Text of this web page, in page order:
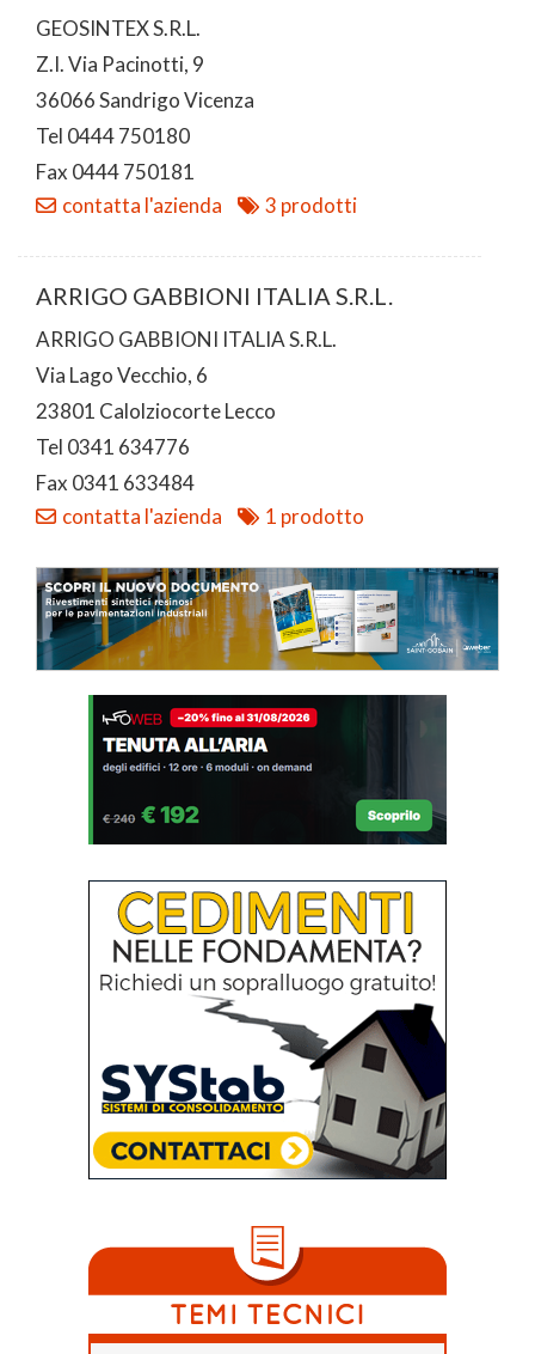
GEOSINTEX S.R.L.
Z.I. Via Pacinotti, 9
36066 Sandrigo Vicenza
Tel 0444 750180
Fax 0444 750181
contatta l'azienda
3 prodotti
ARRIGO GABBIONI ITALIA S.R.L.
ARRIGO GABBIONI ITALIA S.R.L.
Via Lago Vecchio, 6
23801 Calolziocorte Lecco
Tel 0341 634776
Fax 0341 633484
contatta l'azienda
1 prodotto